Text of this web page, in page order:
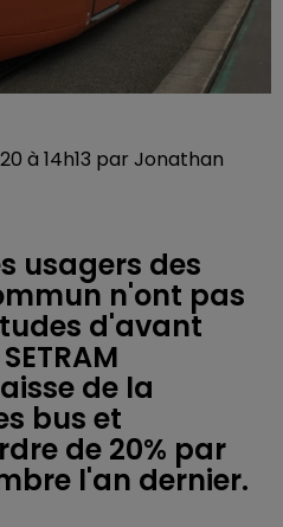
à 14h13 par Jonathan
usagers des
n'ont pas
d'avant
de la
bus et
de 20% par
l'an dernier.